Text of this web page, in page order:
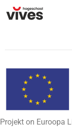
Projekt on Euroopa